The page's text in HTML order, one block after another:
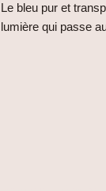
Le bleu pur et
lumière qui passe